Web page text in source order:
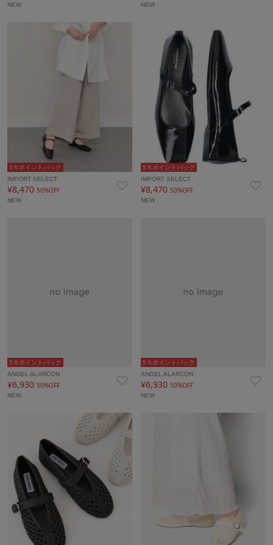
NEW NEW
5％ポイントバック
IMPORT SELECT
¥8,470 50%OFF
NEW
5％ポイントバック
IMPORT SELECT
¥8,470 50%OFF
NEW
5％ポイントバック
ANGEL ALARCON
¥6,930 50%OFF
NEW
5％ポイントバック
ANGEL ALARCON
¥6,93050%OFF
NEW